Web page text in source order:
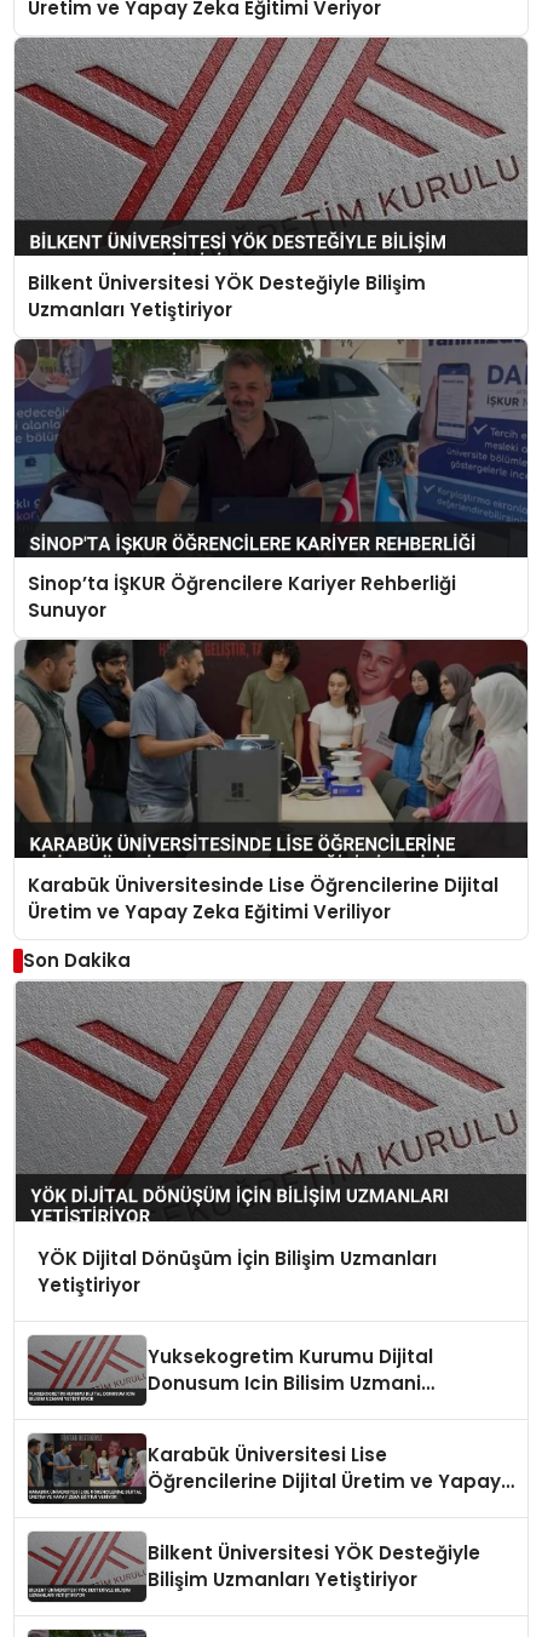
Üretim ve Yapay Zeka Eğitimi Veriyor
Bilkent Üniversitesi YÖK Desteğiyle Bilişim
Uzmanları Yetiştiriyor
Sinop’ta İŞKUR Öğrencilere Kariyer Rehberliği
Sunuyor
Karabük Üniversitesinde Lise Öğrencilerine Dijital
Üretim ve Yapay Zeka Eğitimi Veriliyor
Son Dakika
YÖK Dijital Dönüşüm İçin Bilişim Uzmanları
Yetiştiriyor
Yuksekogretim Kurumu Dijital
Donusum Icin Bilisim Uzmani
Karabük Üniversitesi Lise
Öğrencilerine Dijital Üretim ve Yapay
Bilkent Üniversitesi YÖK Desteğiyle
Bilişim Uzmanları Yetiştiriyor